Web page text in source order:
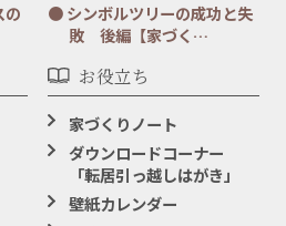
の
シンボルツリーの成功と失
敗 後編【家づく…
お役立ち
家づくりノート
ダウンロードコーナー
「転居引っ越しはがき」
壁紙カレンダー